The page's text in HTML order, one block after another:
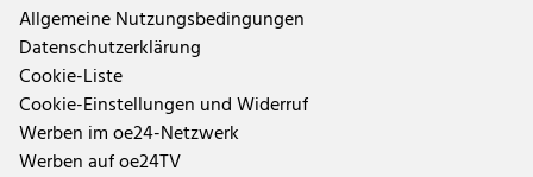
Allgemeine Nutzungsbedingungen
Datenschutzerklärung
Cookie-Liste
Cookie-Einstellungen und Widerruf
Werben im oe24-Netzwerk
Werben auf oe24TV